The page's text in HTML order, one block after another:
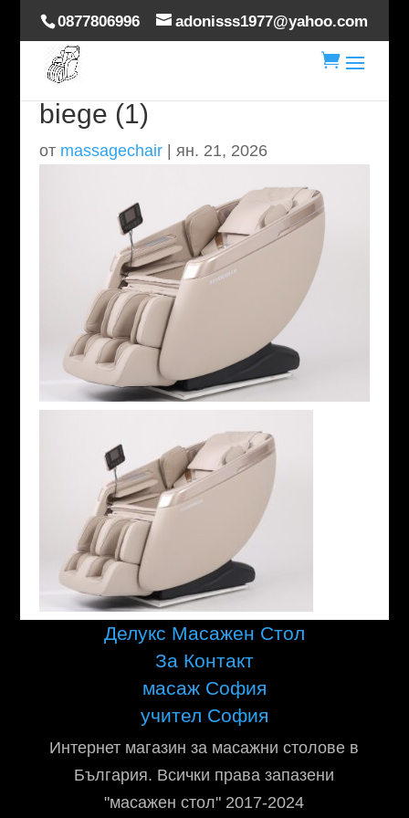
0877806996 adonisss1977@yahoo.com

hoverdream-brilliance-
biege (1)
от massagechair| ян. 21, 2026
Делукс Масажен Стол
За Контакт
масаж София
учител София
Интернет магазин за масажни столове в
България. Всички права запазени
"масажен стол" 2017-2024